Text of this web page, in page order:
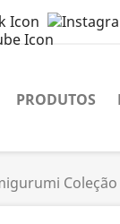
PRODUTOS